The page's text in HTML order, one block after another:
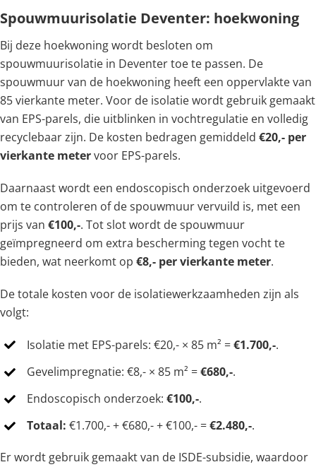
Spouwmuurisolatie Deventer: hoekwoning
Bij deze hoekwoning wordt besloten om
spouwmuurisolatie in Deventer toe te passen. De
spouwmuur van de hoekwoning heeft een oppervlakte van
85 vierkante meter. Voor de isolatie wordt gebruik gemaakt
van EPS-parels, die uitblinken in vochtregulatie en volledig
recyclebaar zijn. De kosten bedragen gemiddeld €20,- per
vierkante metervoor EPS-parels.
Daarnaast wordt een endoscopisch onderzoek uitgevoerd
om te controleren of de spouwmuur vervuild is, met een
prijs van €100,-. Tot slot wordt de spouwmuur
geïmpregneerd om extra bescherming tegen vocht te
bieden, wat neerkomt op €8,- per vierkante meter.
De totale kosten voor de isolatiewerkzaamheden zijn als
volgt:
Isolatie met EPS-parels: €20,- × 85 m² =€1.700,-.
Gevelimpregnatie: €8,- × 85 m² =€680,-.
Endoscopisch onderzoek:€100,-.
Totaal: €1.700,- + €680,- + €100,- =€2.480,-.
Er wordt gebruik gemaakt van de ISDE-subsidie, waardoor